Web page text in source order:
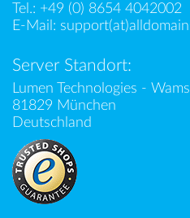
Tel.: +49 (0) 8654 4042002
E-Mail:
Server Standort:
Lumen Technologies -
81829 München
Deutschland